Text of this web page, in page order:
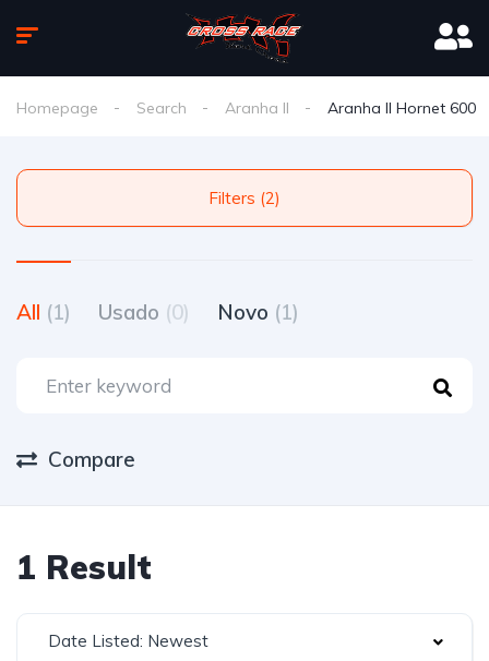
Homepage Search Aranha II Aranha II Hornet 600
Filters (2)
All (1) Usado (0) Novo (1)
Compare
1 Result
Date Listed: Newest